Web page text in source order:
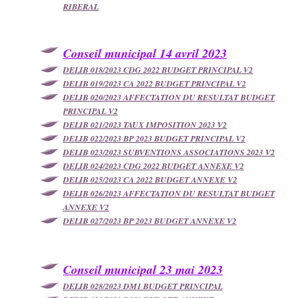
RIBERAL
Conseil municipal 14 avril 2023
DELIB 018/2023 CDG 2022 BUDGET PRINCIPAL V2
DELIB 019/2023 CA 2022 BUDGET PRINCIPAL V2
DELIB 020/2023 AFFECTATION DU RESULTAT BUDGET
PRINCIPAL V2
DELIB 021/2023 TAUX IMPOSITION 2023 V2
DELIB 022/2023 BP 2023 BUDGET PRINCIPAL V2
DELIB 023/2023 SUBVENTIONS ASSOCIATIONS 2023 V2
DELIB 024/2023 CDG 2022 BUDGET ANNEXE V2
DELIB 025/2023 CA 2022 BUDGET ANNEXE V2
DELIB 026/2023 AFFECTATION DU RESULTAT BUDGET
ANNEXE V2
DELIB 027/2023 BP 2023 BUDGET ANNEXE V2
Conseil municipal 23 mai 2023
DELIB 028/2023 DM1 BUDGET PRINCIPAL